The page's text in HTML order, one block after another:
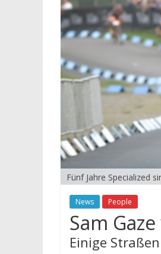
Fünf Jahre Specialized
News People
Sam
Einige